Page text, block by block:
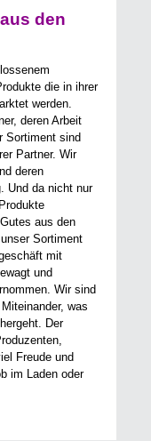
den
die in ihrer
werden.
deren Arbeit
Sortiment sind
Partner. Wir
deren
Und da nicht nur
aus den
Sortiment
mit
und
Wir sind
was
Der
Freude und
im Laden oder